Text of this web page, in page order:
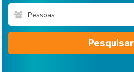
Pessoas
Pesquisar